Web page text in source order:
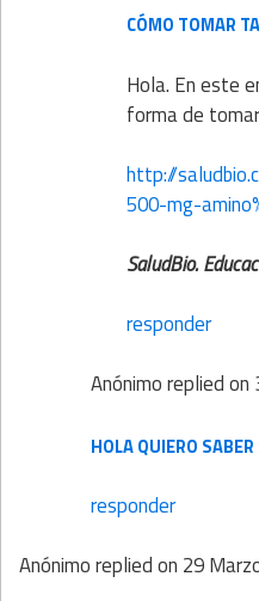
CÓMO TOMAR
Hola. En este
forma de
http://
500-mg-
SaludBio.
responder
Anónimoreplied on
HOLA QUIERO SABER
responder
Anónimoreplied on 29